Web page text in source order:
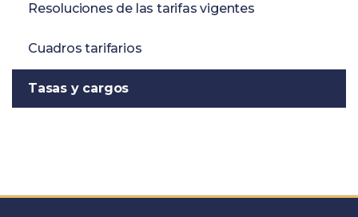
Resoluciones de las tarifas vigentes
Cuadros tarifarios
Tasas y cargos